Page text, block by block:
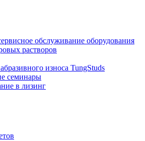
обслуживание оборудования
растворов
износа TungStuds
семинары
в лизинг